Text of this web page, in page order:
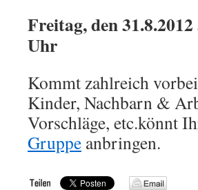
Freitag, den
Uhr
Kommt zahlreich
Kinder, Nachbarn &
Vorschläge, etc.könnt
Gruppe anbringen.